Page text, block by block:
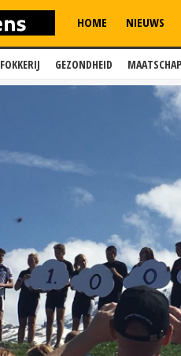
FOKKERIJ GEZONDHEID
HOME NIEUWS